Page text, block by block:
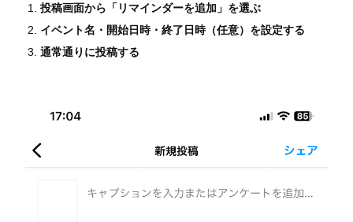
投稿画面から「リマインダーを追加」を選ぶ
イベント名・開始日時・終了日時（任意）を設定する
通常通りに投稿する